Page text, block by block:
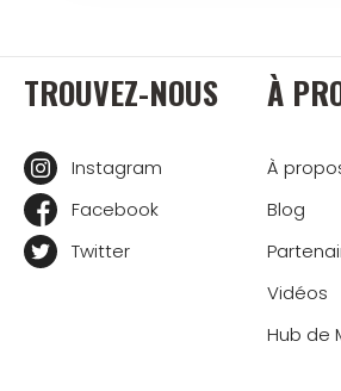
TROUVEZ-NOUS
Instagram
Facebook
Twitter
À
À
Blog
Vidéos
Hub de